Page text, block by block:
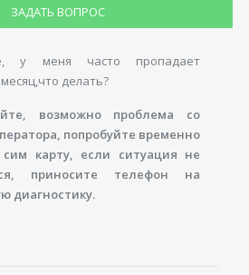
ЗАДАТЬ ВОПРОС
у меня часто пропадает
делать?
возможно проблема со
попробуйте временно
карту, если ситуация не
приносите телефон на
диагностику.